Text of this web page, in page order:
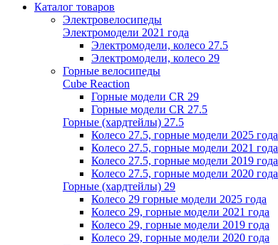
Каталог товаров
Электровелосипеды
Электромодели 2021 года
Электромодели, колесо 27.5
Электромодели, колесо 29
Горные велосипеды
Cube Reaction
Горные модели CR 29
Горные модели CR 27.5
Горные (хардтейлы) 27.5
Колесо 27.5, горные модели 2025 года
Колесо 27.5, горные модели 2021 года
Колесо 27.5, горные модели 2019 года
Колесо 27.5, горные модели 2020 года
Горные (хардтейлы) 29
Колесо 29 горные модели 2025 года
Колесо 29, горные модели 2021 года
Колесо 29, горные модели 2019 года
Колесо 29, горные модели 2020 года